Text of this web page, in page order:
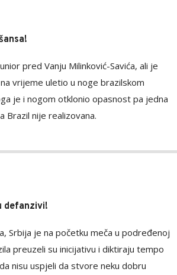
pred Vanju Milinković-Savića, ali je
vrijeme uletio u noge brazilskom
je i nogom otklonio opasnost pa jedna
Brazil nije realizovana.
defanzivi!
Srbija je na početku meča u podređenoj
preuzeli su inicijativu i diktiraju tempo
nisu uspjeli da stvore neku dobru